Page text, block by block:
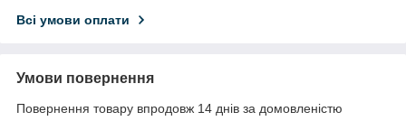
Всі умови оплати
Умови повернення
Повернення товару впродовж 14 днів за домовленістю